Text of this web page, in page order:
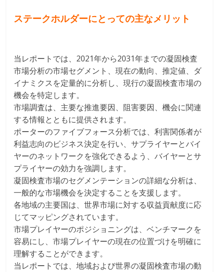
ステークホルダーにとっての主なメリット
当レポートでは、2021年から2031年までの凝固検査
市場分析の市場セグメント、現在の動向、推定値、ダ
イナミクスを定量的に分析し、現行の凝固検査市場の
機会を特定します。
市場調査は、主要な推進要因、阻害要因、機会に関連
する情報とともに提供されます。
ポーターのファイブフォース分析では、利害関係者が
利益志向のビジネス決定を行い、サプライヤーとバイ
ヤーのネットワークを強化できるよう、バイヤーとサ
プライヤーの効力を強調します。
凝固検査市場のセグメンテーションの詳細な分析は、
一般的な市場機会を決定することを支援します。
各地域の主要国は、世界市場に対する収益貢献度に応
じてマッピングされています。
市場プレイヤーのポジショニングは、ベンチマークを
容易にし、市場プレイヤーの現在の位置づけを明確に
理解することができます。
当レポートでは、地域および世界の凝固検査市場の動